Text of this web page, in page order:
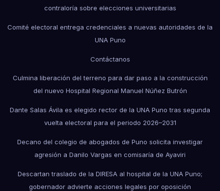
contraloría sobre elecciones universitarias
Comité electoral entrega credenciales a nuevas autoridades de la
UNA Puno
Contáctanos
Culmina liberación del terreno para dar paso a la construcción
del nuevo Hospital Regional Manuel Núñez Butrón
Dante Salas Ávila es elegido rector de la UNA Puno tras segunda
vuelta electoral para el periodo 2026–2031
Decano del colegio de abogados de Puno solicita investigar
agresión a Danilo Vargas en comisaría de Ayaviri
Descartan traslado de la DIRESA al hospital de la UNA Puno;
gobernador advierte acciones legales por oposición